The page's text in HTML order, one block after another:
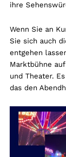
ihre
Wenn Sie an
Sie sich auch
entgehen
Marktbühne
und Theater.
das den